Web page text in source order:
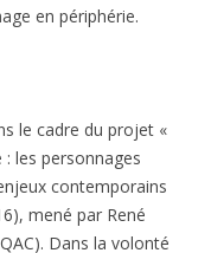
en périphérie.
le cadre du projet «
les personnages
contemporains
mené par René
Dans la volonté